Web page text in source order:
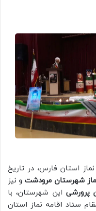
استان فارس، در تاریخ
شهرستان مرودشت و نیز
پرورشی این شهرستان، با
ستاد اقامه نماز استان